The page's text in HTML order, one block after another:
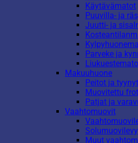
Käytävämatot
Puuvilla- ja
Juutti- ja
Parveke ja
Makuuhuone
Peitot ja tyynyt
Muovitettu
Patjat ja
Vaahtomuovit
Muut